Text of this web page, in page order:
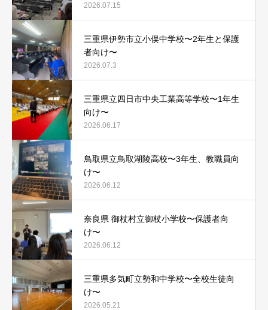
2026.07.15
三重県伊勢市立小俣中学校〜2年生と保護
者向け〜
2026.07.3
三重県立四日市中央工業高等学校〜1年生
向け〜
2026.06.17
鳥取県立鳥取湖陵高校〜3年生、教職員向
け〜
2026.06.12
奈良県 御杖村立御杖小学校〜保護者向
け〜
2026.06.12
三重県多気町立勢和中学校〜全校生徒向
け〜
2026.05.21